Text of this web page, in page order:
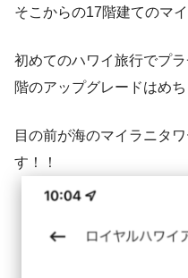
そこからの17階建てのマ
初めてのハワイ旅行でプ
階のアップグレードはめ
目の前が海のマイラニタ
す！！